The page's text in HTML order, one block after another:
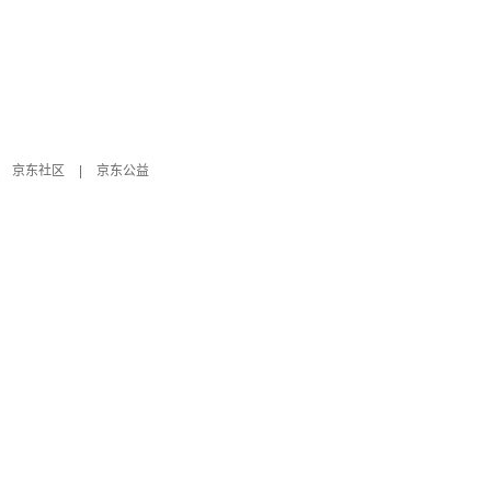
京东社区
京东公益